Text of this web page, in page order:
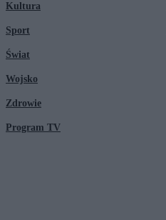
Kultura
Sport
Świat
Wojsko
Zdrowie
Program TV